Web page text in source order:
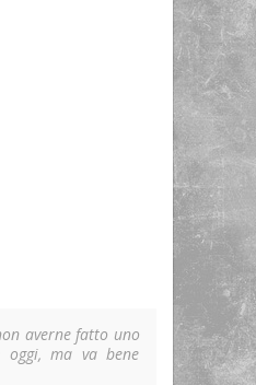
averne fatto uno
ma va bene